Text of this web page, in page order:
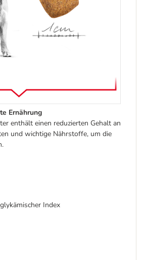
Ernährung
enthält einen reduzierten Gehalt an
und wichtige Nährstoffe, um die
Index